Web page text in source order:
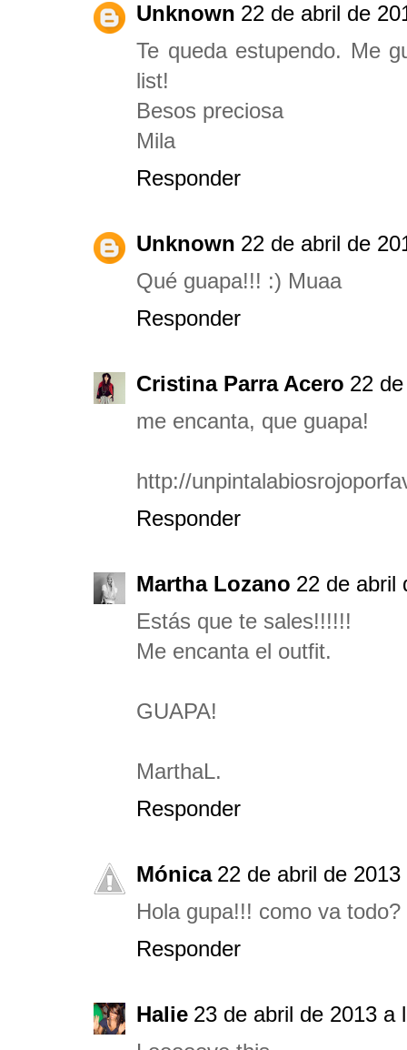
Unknown 22 de abril de
Te queda estupendo. Me
list!
Besos preciosa
Mila
Responder
Unknown 22 de abril de
Qué guapa!!! :) Muaa
Responder
Cristina Parra Acero 22
me encanta, que guapa!
http://
Responder
Martha Lozano 22 de abril
Estás que te sales!!!!!!
Me encanta el outfit.
GUAPA!
MarthaL.
Responder
Mónica 22 de abril de
Hola gupa!!! como va
Responder
Halie 23 de abril de 2013 a